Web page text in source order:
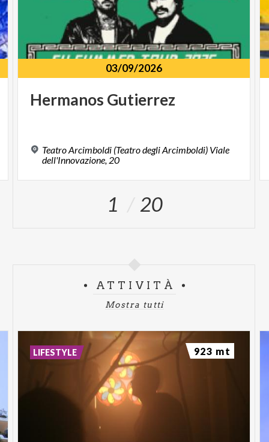
03/09/2026
Hermanos Gutierrez
Teatro Arcimboldi (Teatro degli Arcimboldi) Viale
dell'Innovazione, 20
1 20
ATTIVITÀ
Mostra tutti
LIFESTYLE 923 mt